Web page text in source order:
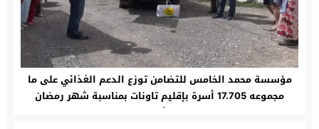
مؤسسة محمد الخامس للتضامن توزع الدعم الغذائي على ما
مجموعه 17.705 أسرة بإقليم تاونات بمناسبة شهر رمضان
الأبرك